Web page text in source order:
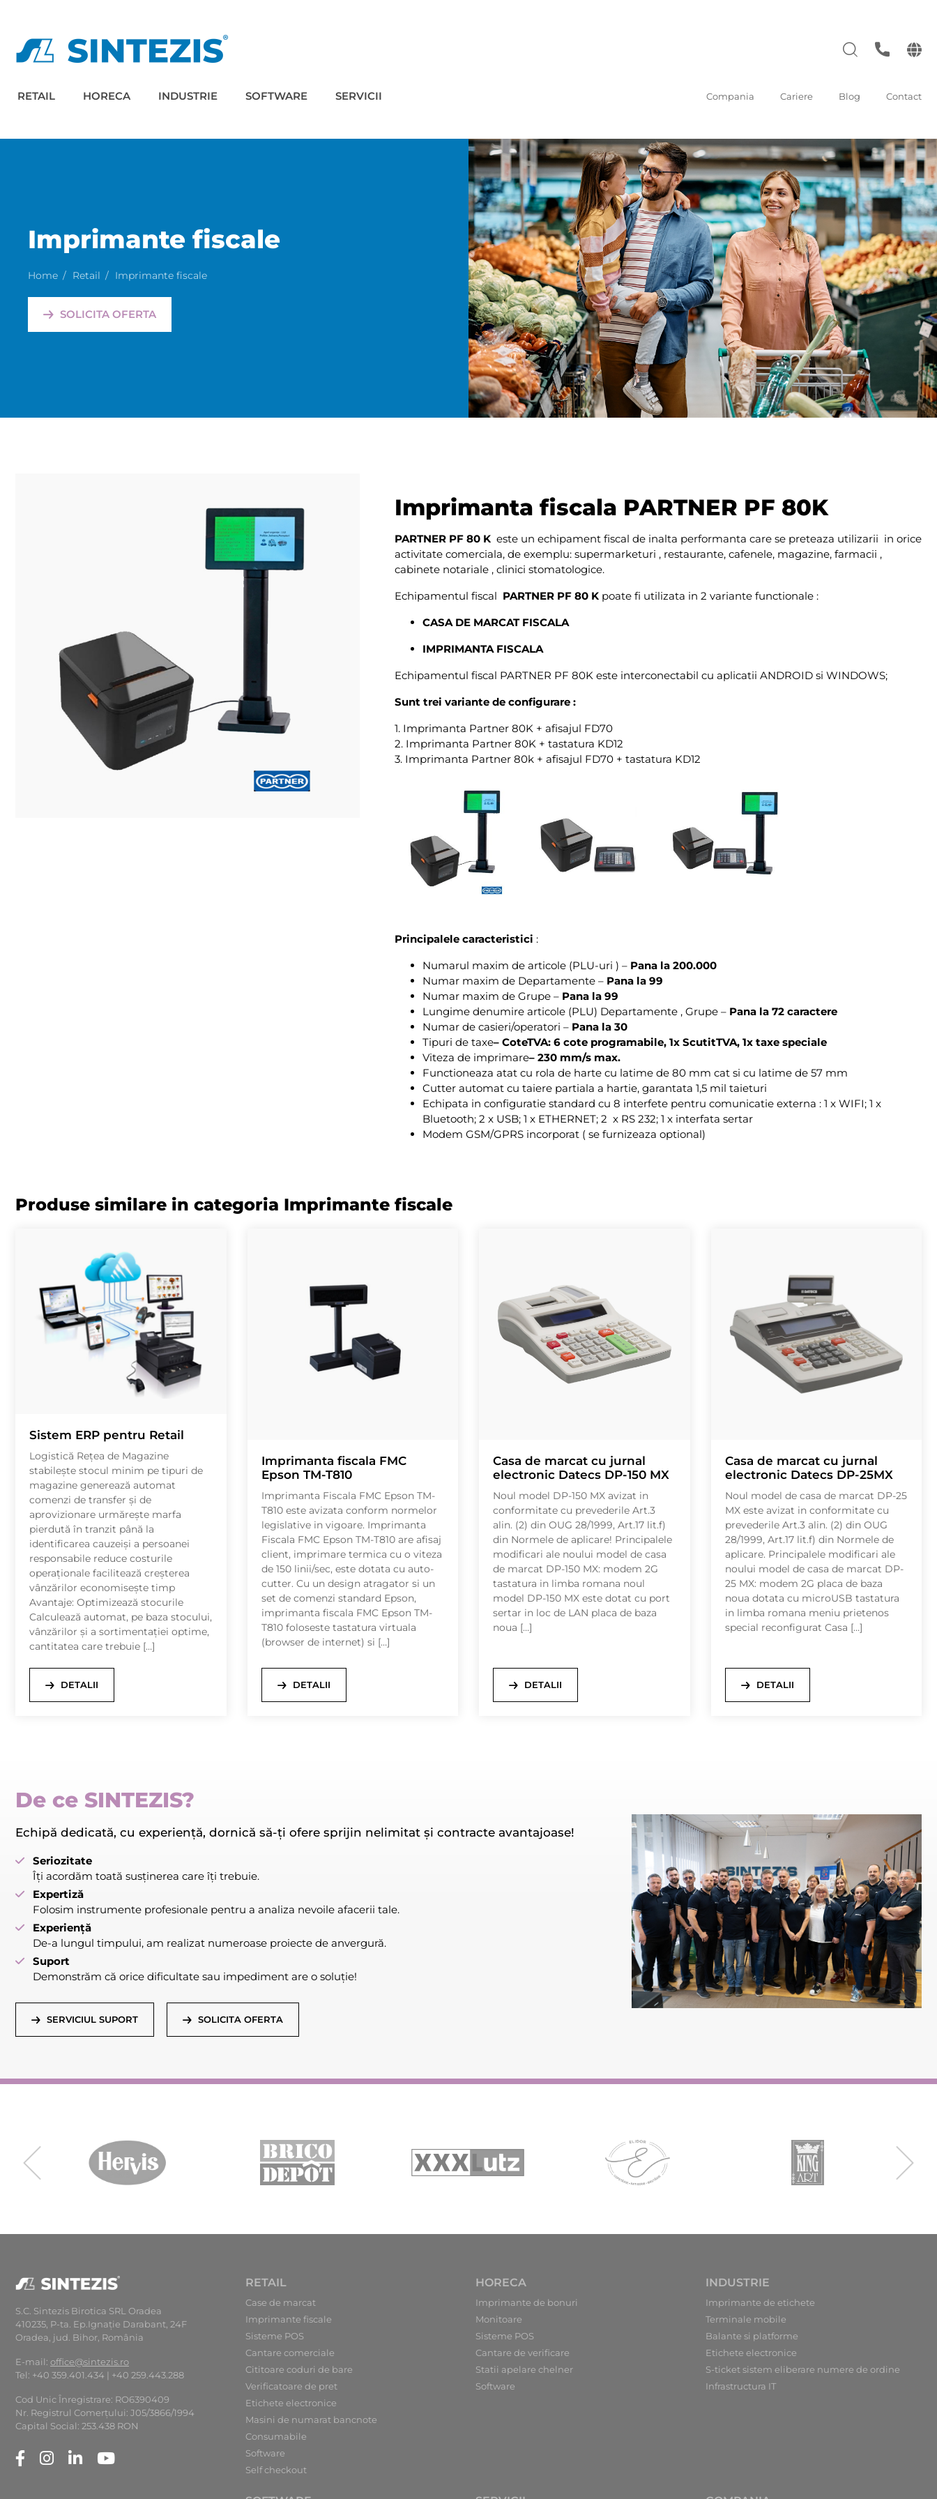
RETAIL HORECA INDUSTRIE SOFTWARE SERVICII Compania Cariere Blog Contact
Imprimante fiscale
Home Retail Imprimante fiscale
SOLICITA OFERTA
Imprimanta fiscala PARTNER PF 80K
PARTNER PF 80 K este un echipament fiscal de inalta performanta care se preteaza utilizarii in orice
activitate comerciala, de exemplu: supermarketuri , restaurante, cafenele, magazine, farmacii ,
cabinete notariale , clinici stomatologice.
Echipamentul fiscal PARTNER PF 80 K poate fi utilizata in 2 variante functionale :
CASA DE MARCAT FISCALA
IMPRIMANTA FISCALA
Echipamentul fiscal PARTNER PF 80K este interconectabil cu aplicatii ANDROID si WINDOWS;
Sunt trei variante de configurare :
1. Imprimanta Partner 80K + afisajul FD70
2. Imprimanta Partner 80K + tastatura KD12
3. Imprimanta Partner 80k + afisajul FD70 + tastatura KD12
Principalele caracteristici :
Numarul maxim de articole (PLU-uri ) – Pana la 200.000
Numar maxim de Departamente – Pana la 99
Numar maxim de Grupe – Pana la 99
Lungime denumire articole (PLU) Departamente , Grupe – Pana la 72 caractere
Numar de casieri/operatori – Pana la 30
Tipuri de taxe– CoteTVA: 6 cote programabile, 1x ScutitTVA, 1x taxe speciale
Viteza de imprimare– 230 mm/s max.
Functioneaza atat cu rola de harte cu latime de 80 mm cat si cu latime de 57 mm
Cutter automat cu taiere partiala a hartie, garantata 1,5 mil taieturi
Echipata in configuratie standard cu 8 interfete pentru comunicatie externa : 1 x WIFI; 1 x
Bluetooth; 2 x USB; 1 x ETHERNET; 2 x RS 232; 1 x interfata sertar
Modem GSM/GPRS incorporat ( se furnizeaza optional)
Produse similare in categoria Imprimante fiscale
Sistem ERP pentru Retail
Logistică Rețea de Magazine
stabilește stocul minim pe tipuri de
magazine generează automat
comenzi de transfer și de
aprovizionare urmărește marfa
pierdută în tranzit până la
identificarea cauzeiși a persoanei
responsabile reduce costurile
operaționale facilitează creșterea
vânzărilor economisește timp
Avantaje: Optimizează stocurile
Calculează automat, pe baza stocului,
vânzărilor și a sortimentației optime,
cantitatea care trebuie […]
DETALII
Imprimanta fiscala FMC
Epson TM-T810
Imprimanta Fiscala FMC Epson TM-
T810 este avizata conform normelor
legislative in vigoare. Imprimanta
Fiscala FMC Epson TM-T810 are afisaj
client, imprimare termica cu o viteza
de 150 linii/sec, este dotata cu auto-
cutter. Cu un design atragator si un
set de comenzi standard Epson,
imprimanta fiscala FMC Epson TM-
T810 foloseste tastatura virtuala
(browser de internet) si […]
DETALII
Casa de marcat cu jurnal
electronic Datecs DP-150 MX
Noul model DP-150 MX avizat in
conformitate cu prevederile Art.3
alin. (2) din OUG 28/1999, Art.17 lit.f)
din Normele de aplicare! Principalele
modificari ale noului model de casa
de marcat DP-150 MX: modem 2G
tastatura in limba romana noul
model DP-150 MX este dotat cu port
sertar in loc de LAN placa de baza
noua […]
DETALII
Casa de marcat cu jurnal
electronic Datecs DP-25MX
Noul model de casa de marcat DP-25
MX este avizat in conformitate cu
prevederile Art.3 alin. (2) din OUG
28/1999, Art.17 lit.f) din Normele de
aplicare. Principalele modificari ale
noului model de casa de marcat DP-
25 MX: modem 2G placa de baza
noua dotata cu microUSB tastatura
in limba romana meniu prietenos
special reconfigurat Casa […]
DETALII
De ce SINTEZIS?
Echipă dedicată, cu experiență, dornică să-ți ofere sprijin nelimitat și contracte avantajoase!
Seriozitate
Îți acordăm toată susținerea care îți trebuie.
Expertiză
Folosim instrumente profesionale pentru a analiza nevoile afacerii tale.
Experiență
De-a lungul timpului, am realizat numeroase proiecte de anvergură.
Suport
Demonstrăm că orice dificultate sau impediment are o soluție!
SERVICIUL SUPORT SOLICITA OFERTA
S.C. Sintezis Birotica SRL Oradea
410235, P-ta. Ep.Ignaţie Darabant, 24F
Oradea, jud. Bihor, România
E-mail: office@sintezis.ro
Tel: +40 359.401.434 | +40 259.443.288
Cod Unic Înregistrare: RO6390409
Nr. Registrul Comerţului: J05/3866/1994
Capital Social: 253.438 RON
RETAIL
Case de marcat
Imprimante fiscale
Sisteme POS
Cantare comerciale
Cititoare coduri de bare
Verificatoare de pret
Etichete electronice
Masini de numarat bancnote
Consumabile
Software
Self checkout
HORECA
Imprimante de bonuri
Monitoare
Sisteme POS
Cantare de verificare
Statii apelare chelner
Software
INDUSTRIE
Imprimante de etichete
Terminale mobile
Balante si platforme
Etichete electronice
S-ticket sistem eliberare numere de ordine
Infrastructura IT